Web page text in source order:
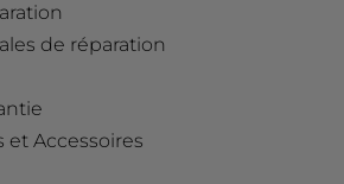
de réparation
et Accessoires